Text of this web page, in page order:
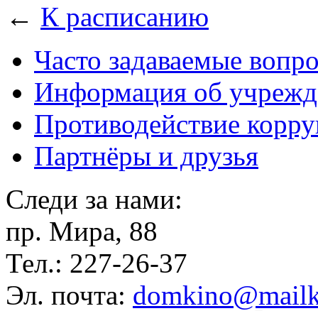
← К расписанию
Часто задаваемые
Информация об
Противодействие
Партнёры и друзья
Следи за нами:
пр. Мира, 88
Тел.: 227-26-37
Эл. почта: